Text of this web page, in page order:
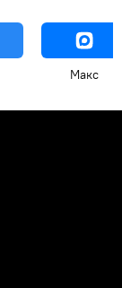
Макс